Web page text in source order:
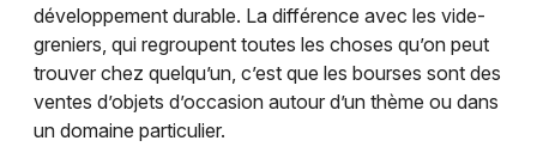
développement durable. La différence avec les vide-
greniers, qui regroupent toutes les choses qu’on peut
trouver chez quelqu’un, c’est que les bourses sont des
ventes d’objets d’occasion autour d’un thème ou dans
un domaine particulier.